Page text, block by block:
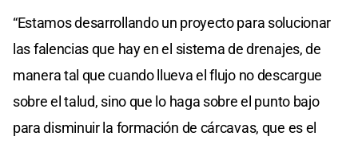
“Estamos desarrollando un proyecto para solucionar
las falencias que hay en el sistema de drenajes, de
manera tal que cuando llueva el flujo no descargue
sobre el talud, sino que lo haga sobre el punto bajo
para disminuir la formación de cárcavas, que es el